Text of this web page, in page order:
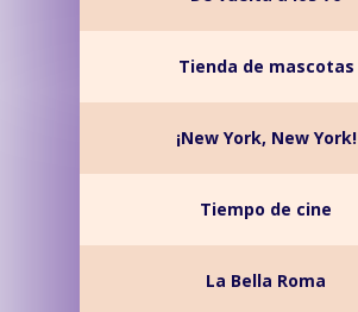
Tienda de mascotas
¡New York, New York!
Tiempo de cine
La Bella Roma